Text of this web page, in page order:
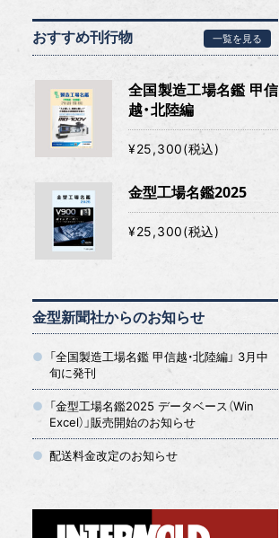
おすすめ刊行物 一覧を見る
全国製造工場名鑑 甲信
越・北陸編
¥25,300(税込)
金型工場名鑑2025
¥25,300(税込)
金型新聞社からのお知らせ
「全国製造工場名鑑 甲信越・北陸編」 3月中
旬に発刊
「金型工場名鑑2025 データベース（Win
Excel）」販売開始のお知らせ
配送料金改定のお知らせ